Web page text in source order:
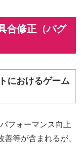
合修正（バグ
におけるゲーム
フォーマンス向上
等が含まれるが、